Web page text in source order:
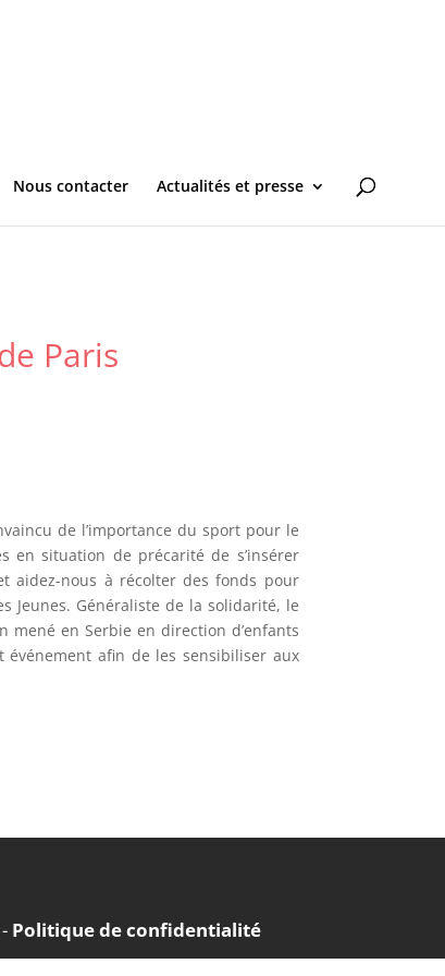
Nous contacter Actualités et presse
Paris
de l’importance du sport pour le
en situation de précarité de s’insérer
aidez-nous à récolter des fonds pour
Jeunes. Généraliste de la solidarité, le
mené en Serbie en direction d’enfants
événement afin de les sensibiliser aux
Politique de confidentialité